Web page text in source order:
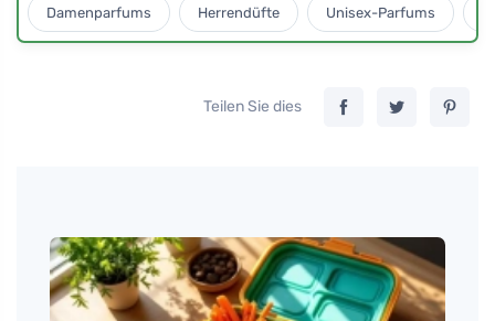
Damenparfums Herrendüfte Unisex-Parfums
Teilen Sie dies